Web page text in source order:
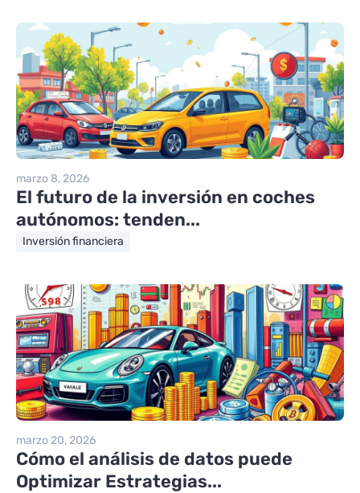
marzo 8, 2026
El futuro de la inversión en coches
autónomos: tenden...
Inversión financiera
marzo 20, 2026
Cómo el análisis de datos puede
Optimizar Estrategias...